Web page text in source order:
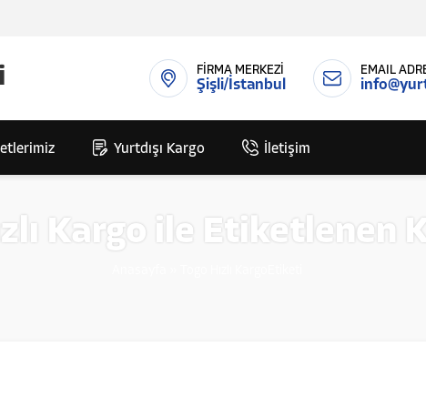
FİRMA MERKEZİ
Şişli/İstanbul
EMAIL
Yurtdışı Kargo İletişim
Kargo ile Etiketlenen